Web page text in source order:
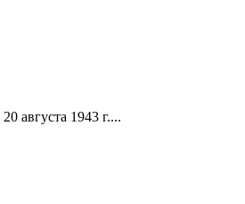
августа 1943 г....